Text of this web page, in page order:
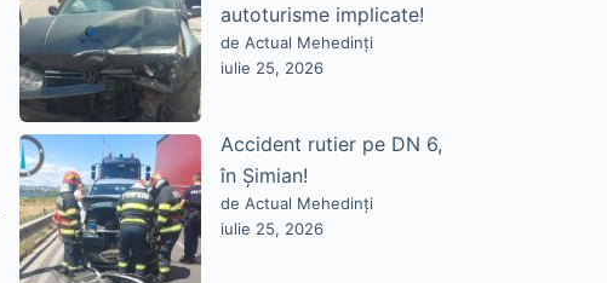
autoturisme implicate!
de Actual Mehedinți
iulie 25, 2026
Accident rutier pe DN 6,
în Șimian!
de Actual Mehedinți
iulie 25, 2026